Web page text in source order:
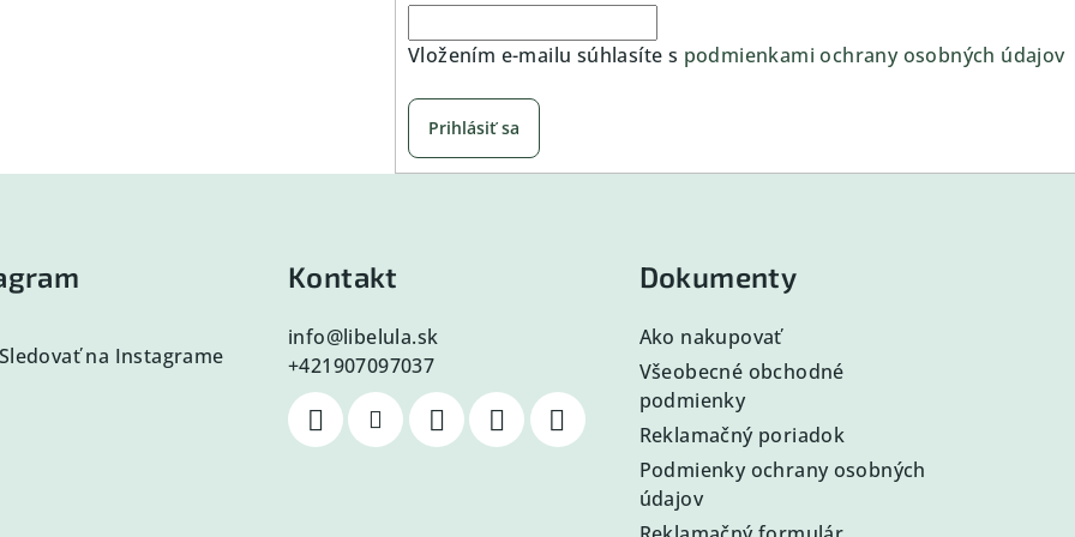
Vložením e-mailu súhlasíte s podmienkami ochrany osobných údajov
Prihlásiť sa
Sledovať na Instagrame
Kontakt
info@libelula.sk
+421907097037
Dokumenty
Ako nakupovať
Všeobecné obchodné
podmienky
Reklamačný poriadok
Podmienky ochrany osobných
údajov